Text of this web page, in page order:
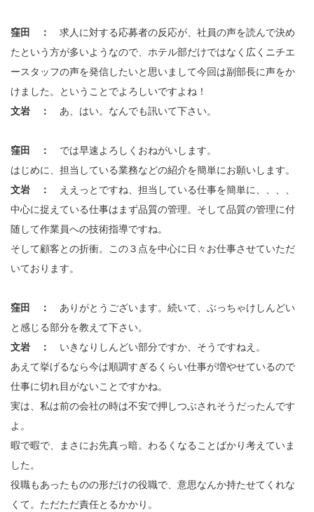
窪田 ： 求人に対する応募者の反応が、社員の声を読んで決め
たという方が多いようなので、ホテル部だけではなく広くニチエ
ースタッフの声を発信したいと思いまして今回は副部長に声をか
けました。ということでよろしいですよね！
文岩 ： あ、はい。なんでも訊いて下さい。
窪田 ： では早速よろしくおねがいします。
はじめに、担当している業務などの紹介を簡単にお願いします。
文岩 ：
ええっとですね、担当している仕事を簡単に、、、、
中心に捉えている仕事はまず品質の管理。そして品質の管理に付
随して作業員への技術指導ですね。
そして顧客との折衝。この３点を中心に日々お仕事させていただ
いております。
窪田 ： ありがとうございます。続いて、ぶっちゃけしんどい
と感じる部分を教えて下さい。
文岩 ： いきなりしんどい部分ですか、そうですねえ。
あえて挙げるなら今は順調すぎるくらい仕事が増やせているので
仕事に切れ目がないことですかね。
実は、私は前の会社の時は不安で押しつぶされそうだったんです
よ。
暇で暇で、まさにお先真っ暗。わるくなることばかり考えていま
した。
役職もあったものの形だけの役職で、意思なんか持たせてくれな
くて。ただただ責任とるかかり。